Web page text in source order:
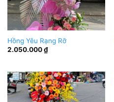
Hồng Yêu Rạng Rỡ
2.050.000₫